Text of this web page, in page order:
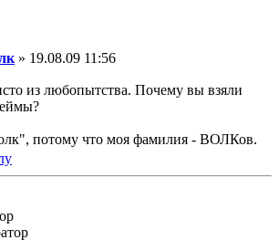
» 19.08.09 11:56
из любопытства. Почему вы взяли
потому что моя фамилия - ВОЛКов.